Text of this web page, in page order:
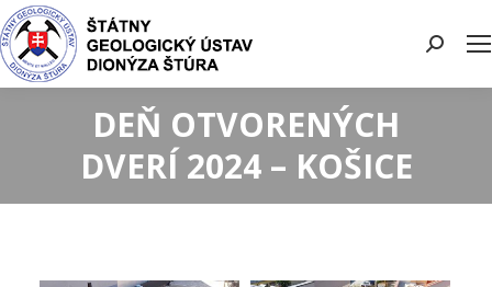
Search:
DEŇ OTVORENÝCH
DVERÍ 2024 – KOŠICE